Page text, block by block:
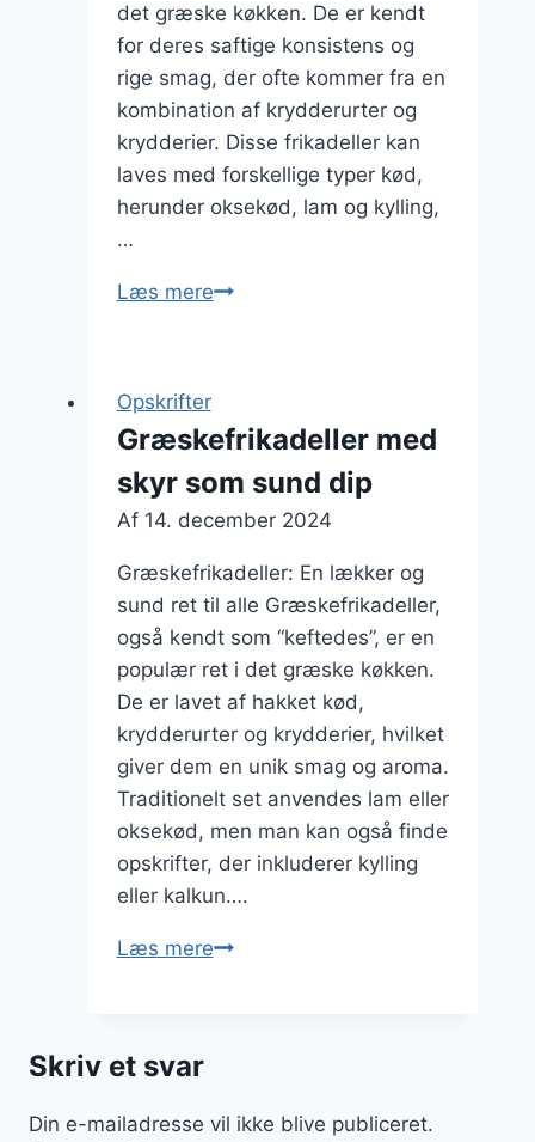
det græske køkken. De er kendt
for deres saftige konsistens og
rige smag, der ofte kommer fra en
kombination af krydderurter og
krydderier. Disse frikadeller kan
laves med forskellige typer kød,
herunder oksekød, lam og kylling,
…
Læs mereGræskefrikadeller
ret
Opskrifter
Græskefrikadeller med
skyr som sund dip
Af 14. december 2024
Græskefrikadeller: En lækker og
sund ret til alle Græskefrikadeller,
også kendt som “keftedes”, er en
populær ret i det græske køkken.
De er lavet af hakket kød,
krydderurter og krydderier, hvilket
giver dem en unik smag og aroma.
Traditionelt set anvendes lam eller
oksekød, men man kan også finde
opskrifter, der inkluderer kylling
eller kalkun….
Læs mereGræskefrikadeller
Skriv et svar
Din e-mailadresse vil ikke blive publiceret.